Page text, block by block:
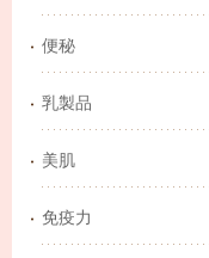
便秘
乳製品
美肌
免疫力